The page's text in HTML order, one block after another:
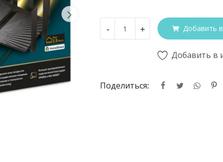
- + Добавить
Добавить в
Поделиться: